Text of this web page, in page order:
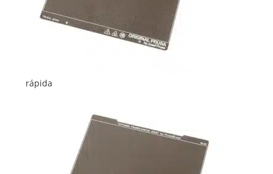
rápida